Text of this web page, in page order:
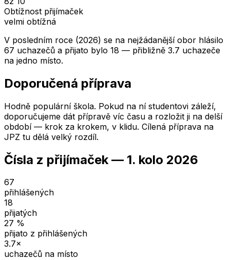
Obtížnost přijímaček
velmi obtížná
V posledním roce (2026) se na nejžádanější obor hlásilo
67 uchazečů a přijato bylo 18 — přibližně 3.7 uchazeče
na jedno místo.
Doporučená příprava
Hodně populární škola. Pokud na ní studentovi záleží,
doporučujeme dát přípravě víc času a rozložit ji na delší
období — krok za krokem, v klidu. Cílená příprava na
JPZ tu dělá velký rozdíl.
Čísla z přijímaček — 1. kolo 2026
67
přihlášených
18
přijatých
27 %
přijato z přihlášených
3.7×
uchazečů na místo